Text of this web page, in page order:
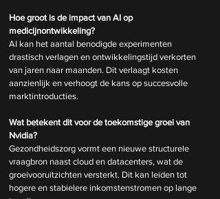
Hoe groot is de impact van AI op
medicijnontwikkeling?
AI kan het aantal benodigde experimenten
drastisch verlagen en ontwikkelingstijd verkorten
van jaren naar maanden. Dit verlaagt kosten
aanzienlijk en verhoogt de kans op succesvolle
marktintroducties.
Wat betekent dit voor de toekomstige groei van
Nvidia?
Gezondheidszorg vormt een nieuwe structurele
vraagbron naast cloud en datacenters, wat de
groeivooruitzichten versterkt. Dit kan leiden tot
hogere en stabielere inkomstenstromen op lange